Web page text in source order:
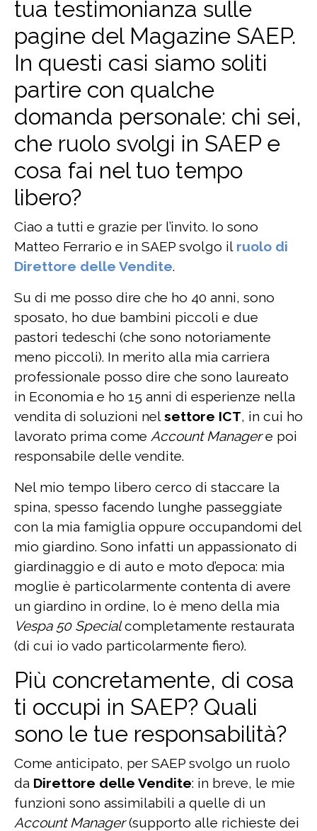
tua testimonianza sulle
pagine del Magazine SAEP.
In questi casi siamo soliti
partire con qualche
domanda personale: chi sei,
che ruolo svolgi in SAEP e
cosa fai nel tuo tempo
libero?
Ciao a tutti e grazie per l’invito. Io sono
Matteo Ferrario e in SAEP svolgo il ruolo di
Direttore delle Vendite.
Su di me posso dire che ho 40 anni, sono
sposato, ho due bambini piccoli e due
pastori tedeschi (che sono notoriamente
meno piccoli). In merito alla mia carriera
professionale posso dire che sono laureato
in Economia e ho 15 anni di esperienze nella
vendita di soluzioni nelsettore ICT, in cui ho
lavorato prima come Account Managere poi
responsabile delle vendite.
Nel mio tempo libero cerco di staccare la
spina, spesso facendo lunghe passeggiate
con la mia famiglia oppure occupandomi del
mio giardino. Sono infatti un appassionato di
giardinaggio e di auto e moto d’epoca: mia
moglie è particolarmente contenta di avere
un giardino in ordine, lo è meno della mia
Vespa 50 Specialcompletamente restaurata
(di cui io vado particolarmente fiero).
Più concretamente, di cosa
ti occupi in SAEP? Quali
sono le tue responsabilità?
Come anticipato, per SAEP svolgo un ruolo
da Direttore delle Vendite: in breve, le mie
funzioni sono assimilabili a quelle di un
Account Manager(supporto alle richieste dei